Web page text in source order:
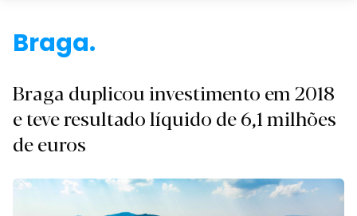
Braga.
Braga duplicou investimento em 2018
e teve resultado líquido de 6,1 milhões
de euros